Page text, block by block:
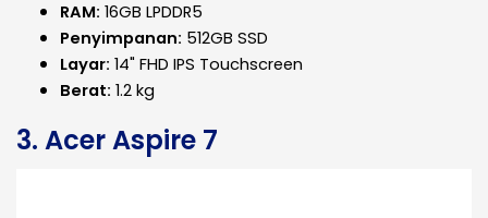
RAM: 16GB LPDDR5
Penyimpanan: 512GB SSD
Layar: 14" FHD IPS Touchscreen
Berat: 1.2 kg
3. Acer Aspire 7